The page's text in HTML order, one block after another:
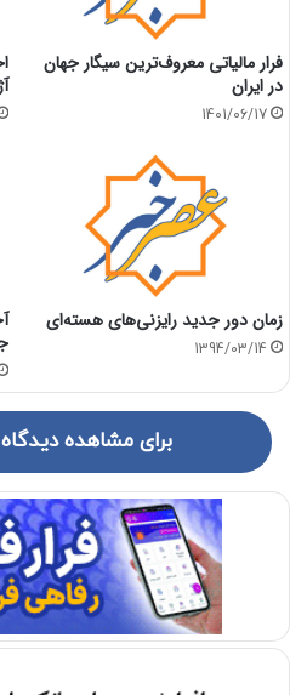
فرار مالیاتی معروف‌ترین سیگار جهان
در ایران
1401/06/17
زمان دور جدید رایزنی‌های هسته‌ای
1394/03/14
برای مشاهده